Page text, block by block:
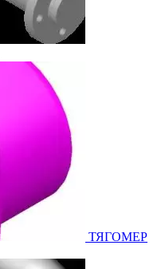
ТЯГОМЕР